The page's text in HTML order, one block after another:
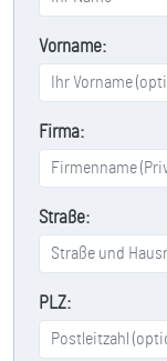
Vorname:
Firma:
Straße:
PLZ: